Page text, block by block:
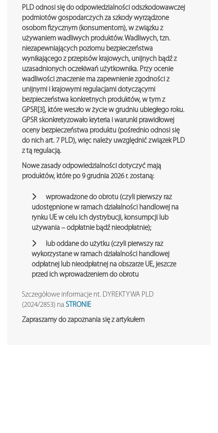
PLD odnosi się do odpowiedzialności odszkodowawczej
podmiotów gospodarczych za szkody wyrządzone
osobom fizycznym (konsumentom), w związku z
używaniem wadliwych produktów. Wadliwych, tzn.
niezapewniających poziomu bezpieczeństwa
wynikającego z przepisów krajowych, unijnych bądź z
uzasadnionych oczekiwań użytkownika. Przy ocenie
wadliwości znaczenie ma zapewnienie zgodności z
unijnymi i krajowymi regulacjami dotyczącymi
bezpieczeństwa konkretnych produktów, w tym z
GPSR[3], które weszło w życie w grudniu ubiegłego roku.
GPSR skonkretyzowało kryteria i warunki prawidłowej
oceny bezpieczeństwa produktu (pośrednio odnosi się
do nich art. 7 PLD), więc należy uwzględnić związek PLD
z tą regulacją.
Nowe zasady odpowiedzialności dotyczyć mają
produktów, które po 9 grudnia 2026 r. zostaną:
wprowadzone do obrotu (czyli pierwszy raz
udostępnione w ramach działalności handlowej na
rynku UE w celu ich dystrybucji, konsumpcji lub
używania – odpłatnie bądź nieodpłatnie);
lub oddane do użytku (czyli pierwszy raz
wykorzystane w ramach działalności handlowej
odpłatnej lub nieodpłatnej na obszarze UE, jeszcze
przed ich wprowadzeniem do obrotu
Szczegółowe informacje nt. DYREKTYWA PLD
(2024/2853) na STRONIE
Zapraszamy do zapoznania się z artykułem